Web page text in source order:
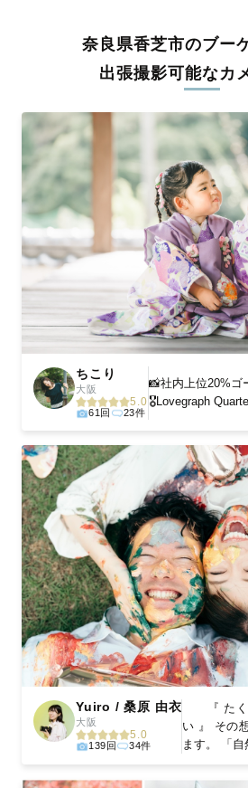
料金は全国どこでも一律。わかりやす
リジナルの研修と厳正な審査に合格し
ィを身につけたプロのカメラマンが全
験をお届けします。
丁寧なレタッチで思い出を美しく仕
撮影後は、独自の編集技術で写真の明
整。自然な雰囲気を残しつつも、おし
に。きっと「こんな写真を撮ってほし
出会えます。まずは、ラブグラフの
撮
奈良県香芝市のブー
出張撮影可能なカ
ちこり
大阪
5.0
61回 23件
📸社内上位20%ゴ
🎖️Lovegraph
Yuiro / 桑原 由衣
大阪
5.0
139回 34件
『 たく
い 』 その
ます。 「自